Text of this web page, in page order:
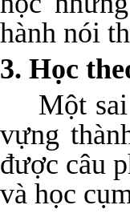
hành nói
3. Học
Một
vựng
được câu
và học